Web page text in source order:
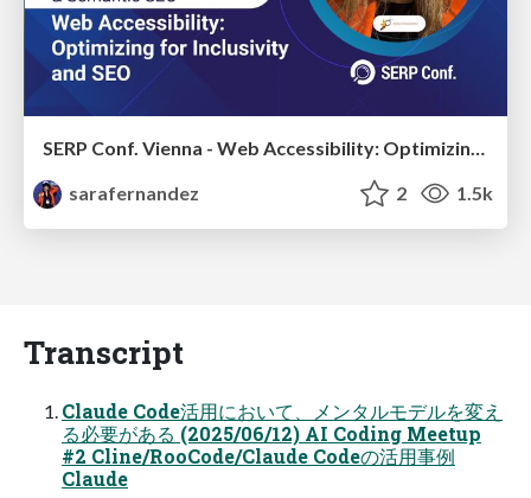
SERP Conf. Vienna - Web Accessibility: Optimizing for Inclusivity and SEO
sarafernandez
2 1.5k
Transcript
Claude Code活用において、メンタルモデルを変え
る必要がある (2025/06/12) AI Coding Meetup
#2 Cline/RooCode/Claude Codeの活用事例
Claude